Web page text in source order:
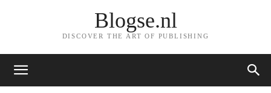
Blogse.nl
DISCOVER THE ART OF PUBLISHING